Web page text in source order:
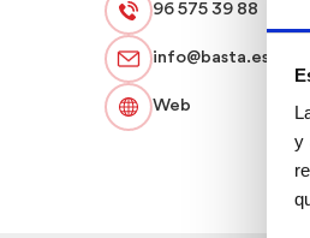
y
96 575 39 88
info@basta.es
Web